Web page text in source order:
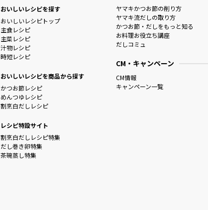
おいしいレシピを探す
おいしいレシピトップ
主食レシピ
主菜レシピ
汁物レシピ
時短レシピ
おいしいレシピを商品から探す
かつお節レシピ
めんつゆレシピ
割烹白だしレシピ
レシピ特設サイト
割烹白だしレシピ特集
だし巻き卵特集
茶碗蒸し特集
ヤマキかつお節の削り方
ヤマキ流だしの取り方
かつお節・だしをもっと知る
お料理お役立ち講座
だしコミュ
CM・キャンペーン
CM情報
キャンペーン一覧